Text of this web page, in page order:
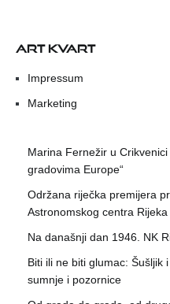
ART KVART
Impressum
Marketing
Marina Fernežir u
gradovima Europe“
Održana riječka premijera
Astronomskog centra Rijeka
Na današnji dan 1946. NK
Biti ili ne biti glumac: Šušljik
sumnje i pozornice